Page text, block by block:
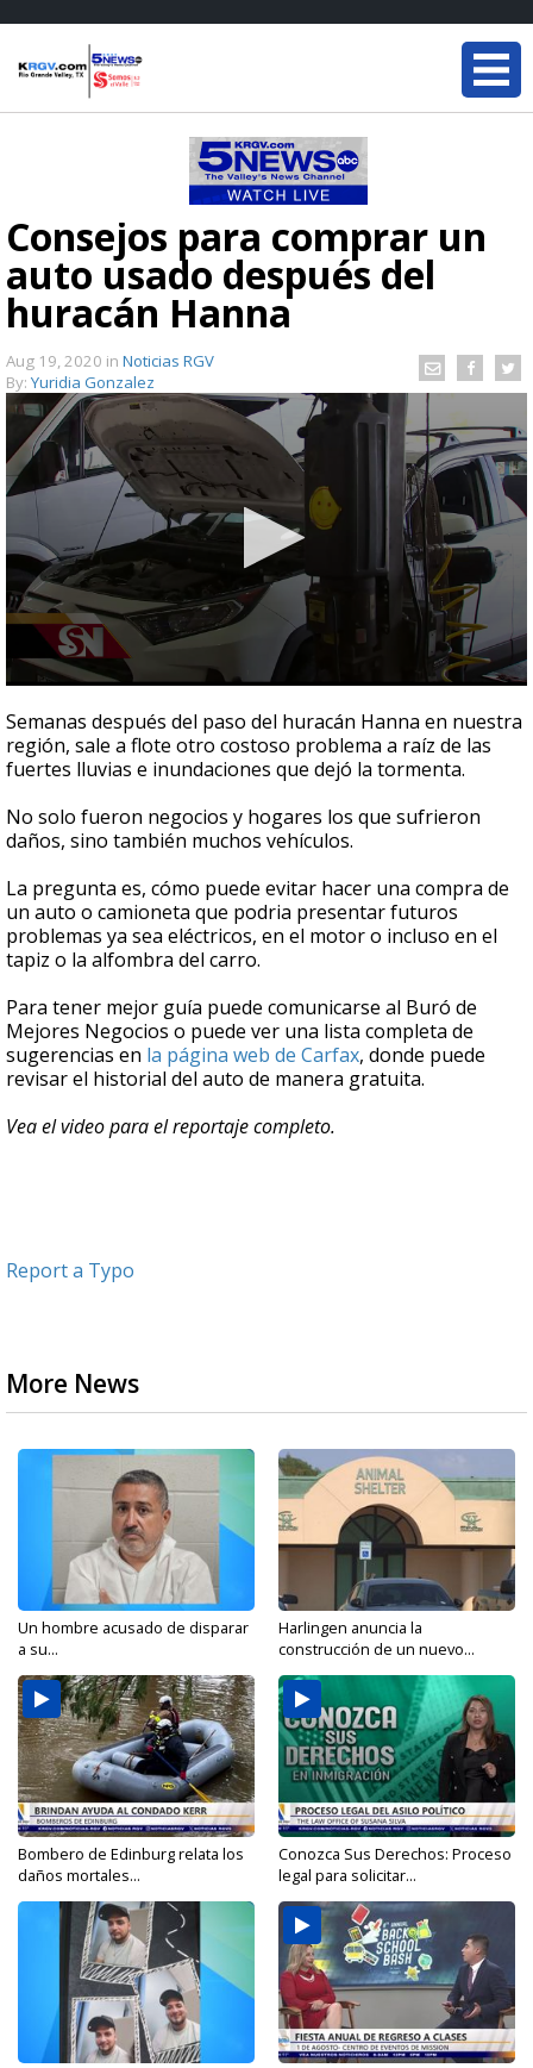
Consejos para comprar un
auto usado después del
huracán Hanna
Aug 19, 2020 in Noticias RGV
By: Yuridia Gonzalez
seconds
of
4
minutes,
seconds
Semanas después del paso del huracán Hanna en nuestra
región, sale a flote otro costoso problema a raíz de las
fuertes lluvias e inundaciones que dejó la tormenta.
No solo fueron negocios y hogares los que sufrieron
daños, sino también muchos vehículos.
La pregunta es, cómo puede evitar hacer una compra de
un auto o camioneta que podria presentar futuros
problemas ya sea eléctricos, en el motor o incluso en el
tapiz o la alfombra del carro.
Para tener mejor guía puede comunicarse al Buró de
Mejores Negocios o puede ver una lista completa de
sugerencias en la página web de Carfax, donde puede
revisar el historial del auto de manera gratuita.
Vea el video para el reportaje completo.
Report a Typo
More News
Un hombre acusado de disparar
a su...
Harlingen anuncia la
construcción de un nuevo...
Bombero de Edinburg relata los
daños mortales...
Conozca Sus Derechos: Proceso
legal para solicitar...